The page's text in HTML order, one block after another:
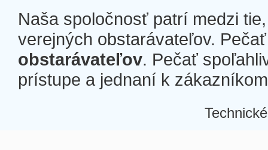
Naša spoločnosť patrí medzi
verejných obstarávateľov.
obstarávateľov. Pečať
prístupe a jednaní k